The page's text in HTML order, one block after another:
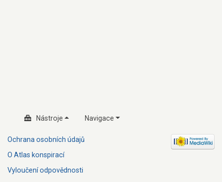
Nástroje Navigace
Ochrana osobních údajů
O Atlas konspirací
Vyloučení odpovědnosti